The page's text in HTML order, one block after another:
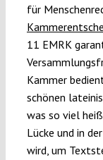
für
11 EMRK
Kammer
schönen
was so viel
Lücke und in
wird, um